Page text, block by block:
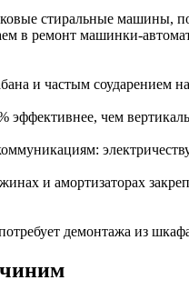
стиральные машины,
в ремонт машинки-
и частым соударением
чем
и амортизаторах
демонтажа из